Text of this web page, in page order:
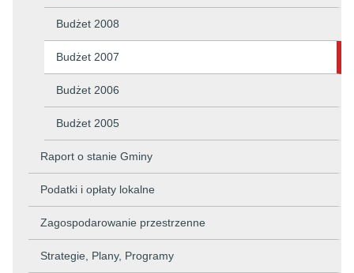
Budżet 2008
Budżet 2007
Budżet 2006
Budżet 2005
Raport o stanie Gminy
Podatki i opłaty lokalne
Zagospodarowanie przestrzenne
Strategie, Plany, Programy